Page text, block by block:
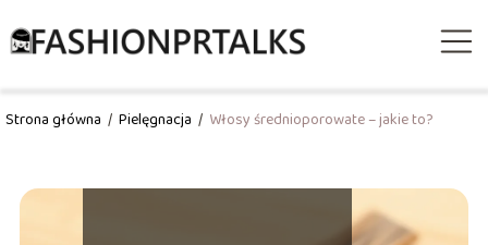
Strona główna / Pielęgnacja / Włosy średnioporowate – jakie to?